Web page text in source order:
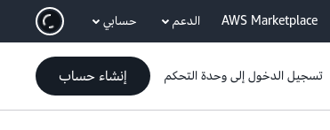
انتقل إلى المحتوى الرئيسي AWS Marketplace الدعم حسابي
تسجيل الدخول إلى وحدة التحكم إنشاء حساب